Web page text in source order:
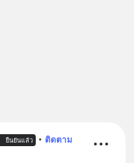
ยืนยันแล้ว • ติดตาม